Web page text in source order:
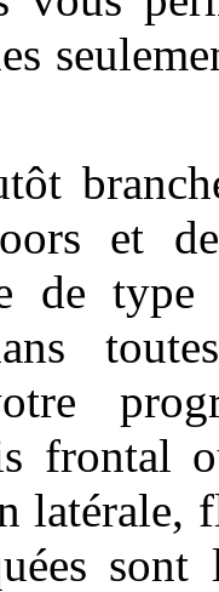
et
de
frontal
latérale,